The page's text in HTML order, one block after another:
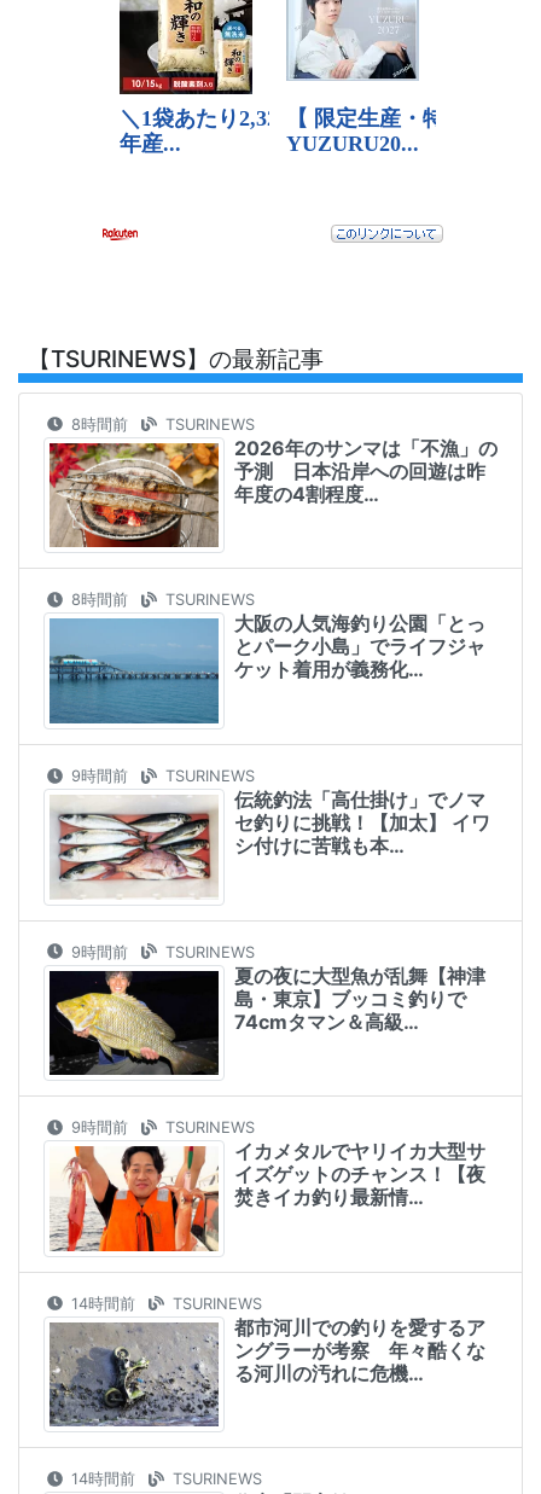
【TSURINEWS】の最新記事
8時間前 TSURINEWS
2026年のサンマは「不漁」の
予測 日本沿岸への回遊は昨
年度の4割程度…
8時間前 TSURINEWS
大阪の人気海釣り公園「とっ
とパーク小島」でライフジャ
ケット着用が義務化…
9時間前 TSURINEWS
伝統釣法「高仕掛け」でノマ
セ釣りに挑戦！【加太】 イワ
シ付けに苦戦も本…
9時間前 TSURINEWS
夏の夜に大型魚が乱舞【神津
島・東京】ブッコミ釣りで
74cmタマン＆高級…
9時間前 TSURINEWS
イカメタルでヤリイカ大型サ
イズゲットのチャンス！【夜
焚きイカ釣り最新情…
14時間前 TSURINEWS
都市河川での釣りを愛するア
ングラーが考察 年々酷くな
る河川の汚れに危機…
14時間前 TSURINEWS